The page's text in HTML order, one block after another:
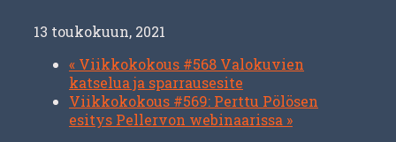
13 toukokuun, 2021
« Viikkokokous #568 Valokuvien
katselua ja sparrausesite
Viikkokokous #569: Perttu Pölösen
esitys Pellervon webinaarissa »